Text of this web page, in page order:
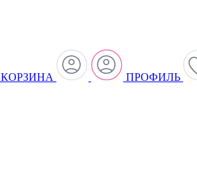
КОРЗИНА ПРОФИЛЬ